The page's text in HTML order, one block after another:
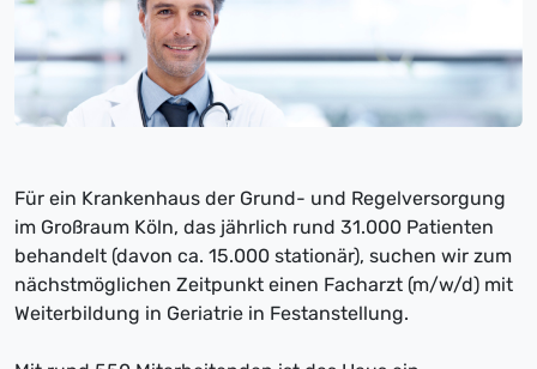
Für ein Krankenhaus der Grund- und Regelversorgung
im Großraum Köln, das jährlich rund 31.000 Patienten
behandelt (davon ca. 15.000 stationär), suchen wir zum
nächstmöglichen Zeitpunkt einen Facharzt (m/w/d) mit
Weiterbildung in Geriatrie in Festanstellung.